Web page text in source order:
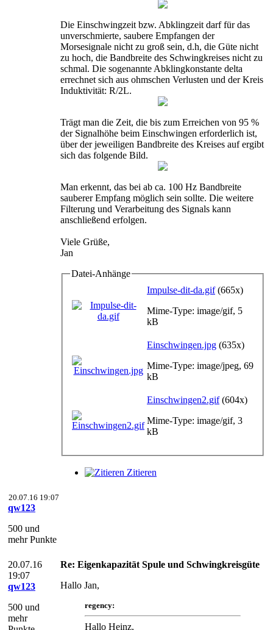
Die Einschwingzeit bzw. Abklingzeit darf für das
unverschmierte, saubere Empfangen der
Morsesignale nicht zu groß sein, d.h, die Güte nicht
zu hoch, die Bandbreite des Schwingkreises nicht zu
schmal. Die sogenannte Abklingkonstante delta
errechnet sich aus ohmschen Verlusten und der Kreis
Induktivität: R/2L.
Trägt man die Zeit, die bis zum Erreichen von 95 %
der Signalhöhe beim Einschwingen erforderlich ist,
über der jeweiligen Bandbreite des Kreises auf ergibt
sich das folgende Bild.
Man erkennt, das bei ab ca. 100 Hz Bandbreite
sauberer Empfang möglich sein sollte. Die weitere
Filterung und Verarbeitung des Signals kann
anschließend erfolgen.
Viele Grüße,
Jan
Datei-Anhänge
Impulse-dit-da.gif (665x)
Mime-Type: image/gif, 5
kB
Einschwingen.jpg (635x)
Mime-Type: image/jpeg, 69
kB
Einschwingen2.gif (604x)
Mime-Type: image/gif, 3
kB
Zitieren
20.07.16 19:07
qw123
500 und
mehr Punkte
20.07.16
19:07
qw123
500 und
mehr
Re: Eigenkapazität Spule und Schwingkreisgüte
Hallo Jan,
regency:
Hallo Heinz,